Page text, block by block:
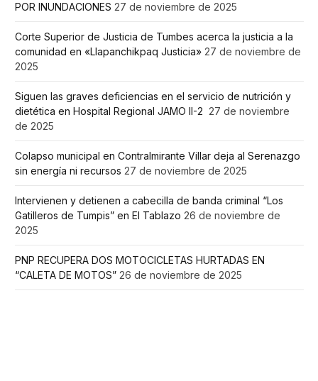
POR INUNDACIONES 27 de noviembre de 2025
Corte Superior de Justicia de Tumbes acerca la justicia a la
comunidad en «Llapanchikpaq Justicia» 27 de noviembre de
2025
Siguen las graves deficiencias en el servicio de nutrición y
dietética en Hospital Regional JAMO II-2 27 de noviembre
de 2025
Colapso municipal en Contralmirante Villar deja al Serenazgo
sin energía ni recursos 27 de noviembre de 2025
Intervienen y detienen a cabecilla de banda criminal “Los
Gatilleros de Tumpis” en El Tablazo 26 de noviembre de
2025
PNP RECUPERA DOS MOTOCICLETAS HURTADAS EN
“CALETA DE MOTOS” 26 de noviembre de 2025